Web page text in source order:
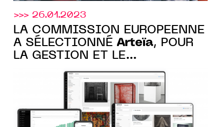
>>> 26.01.2023
LA COMMISSION EUROPÉENNE
A SÉLECTIONNÉ Arteïa, POUR
LA GESTION ET LE
CATALOGAGE DE SA
COLLECTION D’ART